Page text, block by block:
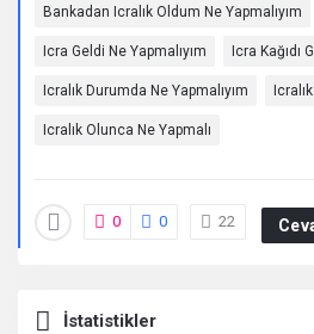
Bankadan Icralık Oldum Ne Yapmalıyım
Icra Geldi Ne Yapmalıyım Icra Kağıdı
Icralık Durumda Ne Yapmalıyım
Icralık Olunca Ne Yapmalı
0 0 22
İstatistikler